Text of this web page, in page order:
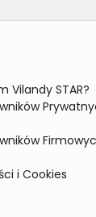
Vilandy STAR?
i Cookies